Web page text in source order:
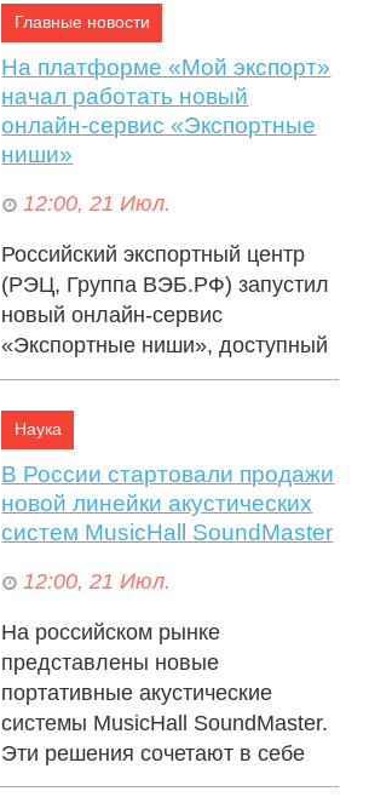
Главные новости
На платформе «Мой экспорт»
начал работать новый
онлайн-сервис «Экспортные
ниши»
12:00, 21 Июл.
Российский экспортный центр
(РЭЦ, Группа ВЭБ.РФ) запустил
новый онлайн-сервис
«Экспортные ниши», доступный
на государственной цифровой
платформе «Мой...
Наука
В России стартовали продажи
новой линейки акустических
систем MusicHall SoundMaster
12:00, 21 Июл.
На российском рынке
представлены новые
портативные акустические
системы MusicHall SoundMaster.
Эти решения сочетают в себе
качество профессионального...